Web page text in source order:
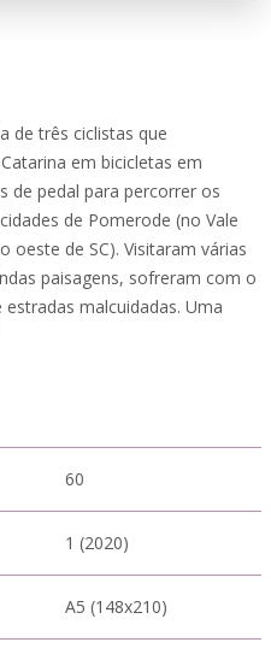
de três ciclistas que
em bicicletas em
de pedal para percorrer os
de Pomerode (no Vale
oeste de SC). Visitaram várias
paisagens, sofreram com o
malcuidadas. Uma
60
1 (2020)
A5 (148x210)